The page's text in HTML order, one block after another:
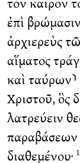
ἐπὶ
ἀρχιερεὺς
αἵματος
καὶ ταύρων⸃
Χριστοῦ, ὃς
λατρεύειν
παραβάσεων
διαθεμένου·